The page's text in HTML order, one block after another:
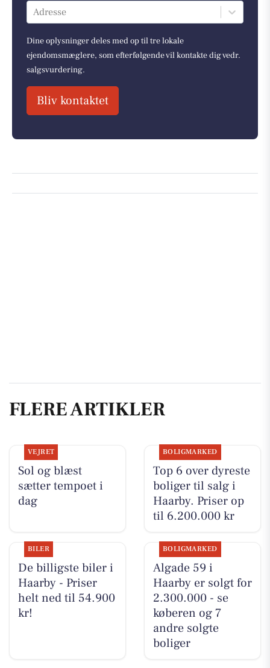
Adresse
Dine oplysninger deles med op til tre lokale
ejendomsmæglere, som efterfølgende vil kontakte dig vedr.
salgsvurdering.
Bliv kontaktet
FLERE ARTIKLER
VEJRET
Sol og blæst
sætter tempoet i
dag
BOLIGMARKED
Top 6 over dyreste
boliger til salg i
Haarby. Priser op
til 6.200.000 kr
BILER
De billigste biler i
Haarby - Priser
helt ned til 54.900
kr!
BOLIGMARKED
Algade 59 i
Haarby er solgt for
2.300.000 - se
køberen og 7
andre solgte
boliger